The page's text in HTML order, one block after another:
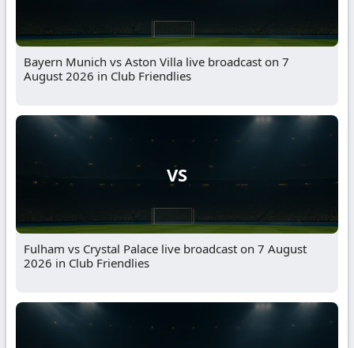
Bayern Munich vs Aston Villa live broadcast on 7
August 2026 in Club Friendlies
VS
Fulham vs Crystal Palace live broadcast on 7 August
2026 in Club Friendlies